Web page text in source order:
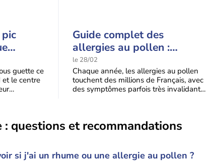
sur la
guette ce
et le centre
Guide complet des
allergies au pollen :
plantes allergisantes,
symptômes et solutions
le 28/02
Chaque année, les allergies au pollen
touchent des millions de Français, avec
des symptômes parfois très invalidants.
questions et recommandations
si j'ai un rhume ou une allergie au pollen ?